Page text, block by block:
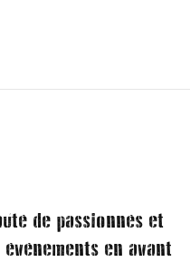
de passionnés et
en avant